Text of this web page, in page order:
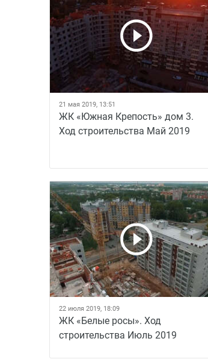
21 мая 2019, 13:51
ЖК «Южная Крепость» дом 3.
Ход строительства Май 2019
22 июля 2019, 18:09
ЖК «Белые росы». Ход
строительства Июль 2019